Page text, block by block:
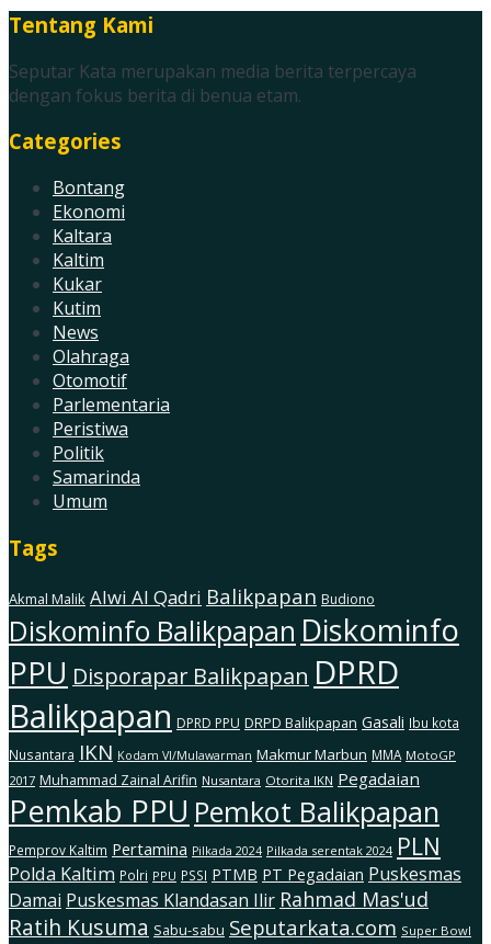
Tentang Kami
Seputar Kata merupakan media berita terpercaya
dengan fokus berita di benua etam.
Categories
Bontang
Ekonomi
Kaltara
Kaltim
Kukar
Kutim
News
Olahraga
Otomotif
Parlementaria
Peristiwa
Politik
Samarinda
Umum
Tags
Akmal Malik Alwi Al Qadri Balikpapan Budiono
Diskominfo Balikpapan Diskominfo
PPU Disporapar Balikpapan DPRD
Balikpapan DPRD PPU DRPD Balikpapan Gasali Ibu kota
Nusantara IKN Kodam Vl/Mulawarman Makmur Marbun MMA MotoGP
2017 Muhammad Zainal Arifin Nusantara Otorita IKN Pegadaian
Pemkab PPU Pemkot Balikpapan
Pemprov Kaltim Pertamina Pilkada 2024 Pilkada serentak 2024 PLN
Polda Kaltim Polri PPU PSSI PTMB PT Pegadaian Puskesmas
Damai Puskesmas Klandasan Ilir Rahmad Mas'ud
Ratih Kusuma Sabu-sabu Seputarkata.com Super Bowl